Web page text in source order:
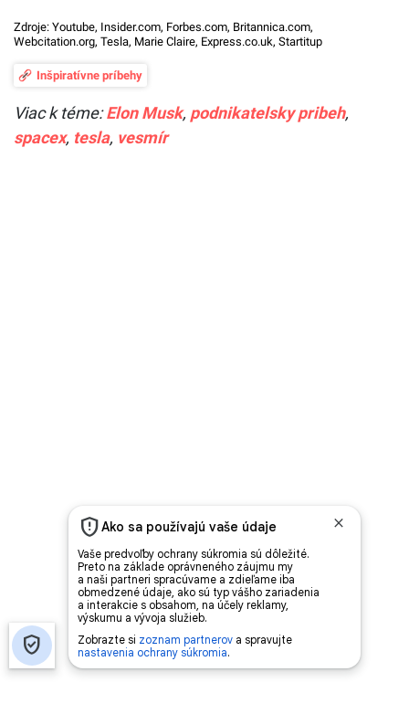
Zdroje: Youtube, Insider.com, Forbes.com, Britannica.com,
Webcitation.org, Tesla, Marie Claire, Express.co.uk, Startitup
Inšpiratívne príbehy
Viac k téme:Elon Musk, podnikatelsky pribeh,
spacex, tesla, vesmír